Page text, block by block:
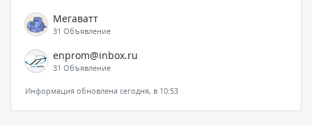
Мегаватт
31 Объявление
enprom@inbox.ru
31 Объявление
Информация обновлена сегодня, в 10:53